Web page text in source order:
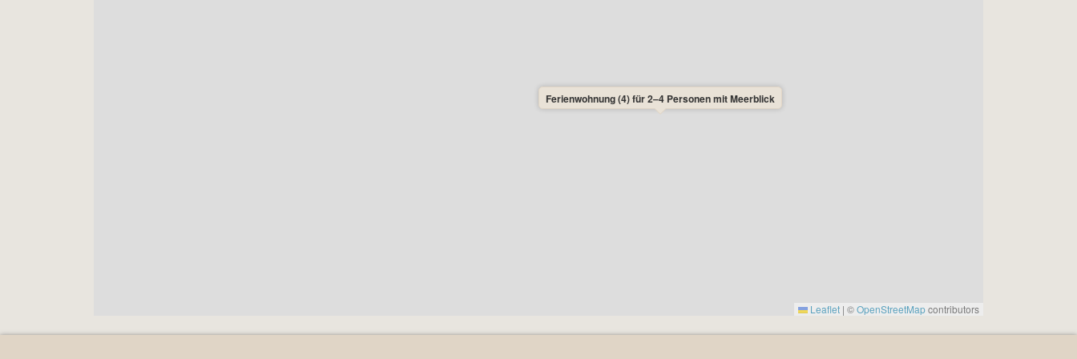
Ferienwohnung (4) für 2–4 Personen mit Meerblick
Leaflet | ©OpenStreetMapcontributors